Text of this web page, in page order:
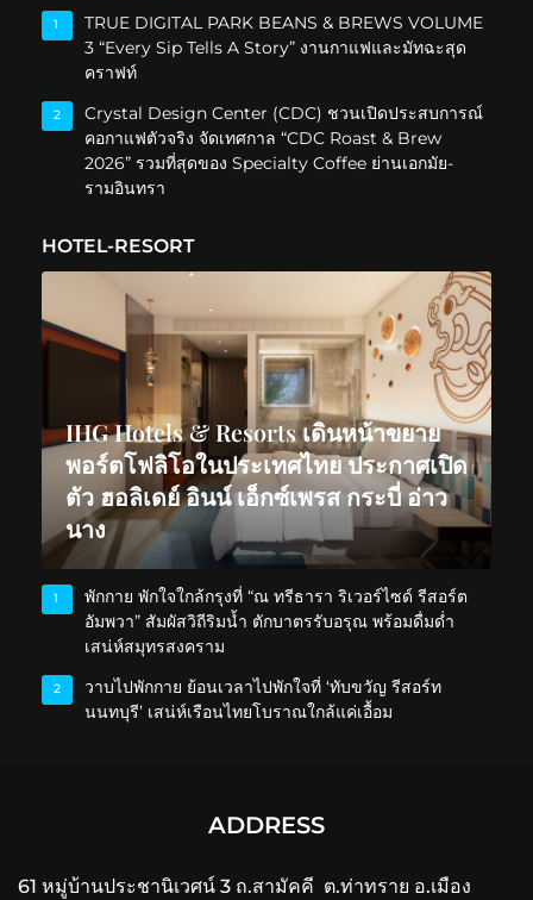
1
TRUE DIGITAL PARK BEANS & BREWS VOLUME
3 “Every Sip Tells A Story” งานกาแฟและมัทฉะสุด
คราฟท์
2
Crystal Design Center (CDC) ชวนเปิดประสบการณ์
คอกาแฟตัวจริง จัดเทศกาล “CDC Roast & Brew
2026” รวมที่สุดของ Specialty Coffee ย่านเอกมัย-
รามอินทรา
HOTEL-RESORT
IHG Hotels & Resorts เดินหน้าขยาย
พอร์ตโฟลิโอในประเทศไทย ประกาศเปิด
ตัว ฮอลิเดย์ อินน์ เอ็กซ์เพรส กระบี่ อ่าว
นาง
1
พักกาย พักใจใกล้กรุงที่ “ณ ทรีธารา ริเวอร์ไซด์ รีสอร์ต
อัมพวา” สัมผัสวิถีริมน้ำ ตักบาตรรับอรุณ พร้อมดื่มด่ำ
เสน่ห์สมุทรสงคราม
2
วาบไปพักกาย ย้อนเวลาไปพักใจที่ ‘ทับขวัญ รีสอร์ท
นนทบุรี’ เสน่ห์เรือนไทยโบราณใกล้แค่เอื้อม
ADDRESS
61 หมู่บ้านประชานิเวศน์ 3 ถ.สามัคคี ต.ท่าทราย อ.เมือง